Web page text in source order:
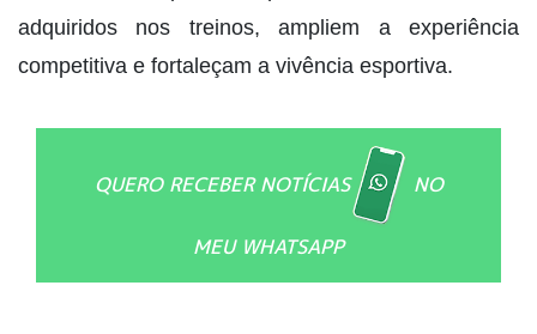
adquiridos nos treinos, ampliem a experiência
competitiva e fortaleçam a vivência esportiva.
QUERO RECEBER NOTÍCIAS NO
MEU WHATSAPP